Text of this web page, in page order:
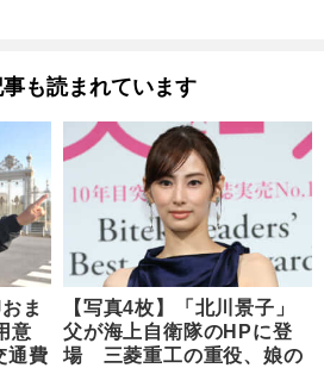
も読まれています
ま
意
通費
【写真4枚】「北川景子」
父が海上自衛隊のHPに登
場 三菱重工の重役、娘の